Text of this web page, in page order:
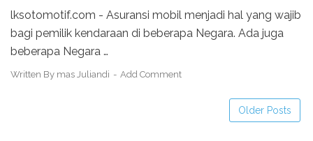
lksotomotif.com - Asuransi mobil menjadi hal yang wajib
bagi pemilik kendaraan di beberapa Negara. Ada juga
beberapa Negara …
Written By mas Juliandi Add Comment
Older Posts